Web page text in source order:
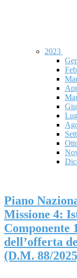
2023
Piano
Missione 4:
Componente
dell’offerta
(D.M. 88/